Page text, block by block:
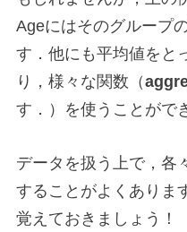
Ageにはそのグループ
す．他にも平均値をと
り，様々な関数（
す．）を使うことがで
データを扱う上で，各
することがよくありま
覚えておきましょう！